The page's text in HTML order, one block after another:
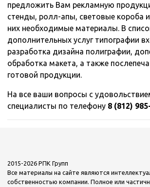
предложить Вам рекламную
стенды, ролл-апы, световые короба
них необходимые материалы. В
дополнительных услуг типографии
разработка дизайна полиграфии,
обработка макета, а также
готовой продукции.
На все ваши вопросы с
специалисты по телефону 8 (812)
2015-2026 РПК Групп
Все материалы на сайте являются
собственностью компании. Полное или